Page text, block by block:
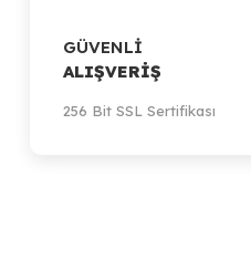
GÜVENLİ
ALIŞVERİŞ
256 Bit SSL Sertifikası